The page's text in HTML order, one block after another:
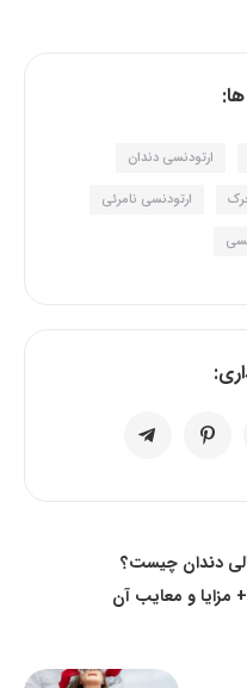
ارتودنسی دندان
ارتودنسی نامرئی
دندان چیست؟
و معایب آن